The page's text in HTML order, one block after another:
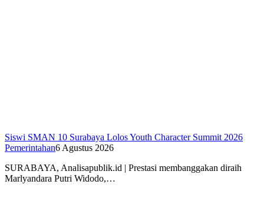
Siswi SMAN 10 Surabaya Lolos Youth Character Summit 2026
Pemerintahan6 Agustus 2026
SURABAYA, Analisapublik.id | Prestasi membanggakan diraih
Marlyandara Putri Widodo,…